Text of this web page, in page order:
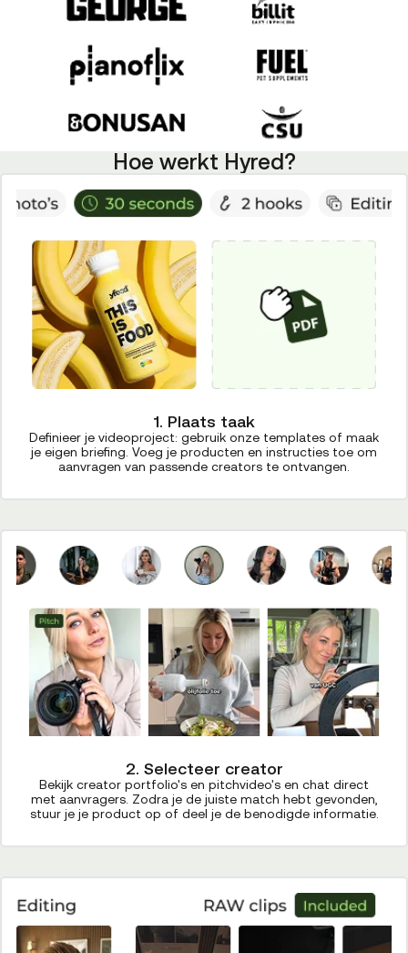
Hoe werkt Hyred?
1. Plaats taak
Definieer je videoproject: gebruik onze templates of maak
je eigen briefing. Voeg je producten en instructies toe om
aanvragen van passende creators te ontvangen.
2. Selecteer creator
Bekijk creator portfolio's en pitchvideo's en chat direct
met aanvragers. Zodra je de juiste match hebt gevonden,
stuur je je product op of deel je de benodigde informatie.